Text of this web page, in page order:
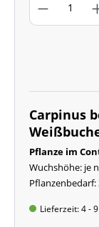
Carpinus
Pflanze im
Wuchshöhe: je
Lieferzeit: 4 -